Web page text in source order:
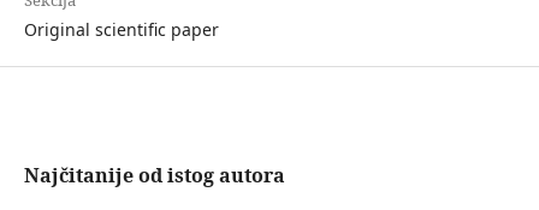
Original scientific paper
Najčitanije od istog autora